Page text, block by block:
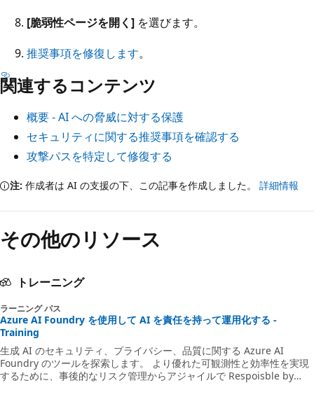
[脆弱性ページを開く] を選びます。
推奨事項を修復します。
関連するコンテンツ
概要 - AI への脅威に対する保護
セキュリティに関する推奨事項を確認する
攻撃パスを特定して修復する
注: 作成者は AI の支援の下、この記事を作成しました。 詳細情報
その他のリソース
トレーニング
ラーニング パス
Azure AI Foundry を使用して AI を責任を持って運用化する -
Training
生成 AI のセキュリティ、プライバシー、品質に関する Azure AI
Foundry のツールを探索します。 より優れた可観測性と効率性を実現
するために、事後的なリスク管理からアジャイルで Respoisble by